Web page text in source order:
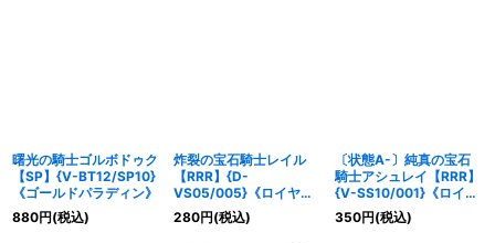
曙光の騎士ゴルボドゥク
【SP】{V-BT12/SP10}
《ゴールドパラディン》
880円(税込)
炸裂の宝石騎士レイル
【RRR】{D-
VS05/005}《ロイヤル
パラディン》
280円(税込)
〔状態A-〕純真の宝石
騎士アシュレイ【RRR】
{V-SS10/001}《ロイヤ
ルパラディン》
350円(税込)